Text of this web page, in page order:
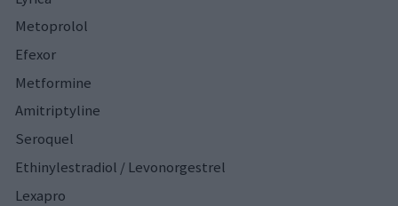
Metoprolol
Efexor
Metformine
Amitriptyline
Seroquel
Ethinylestradiol / Levonorgestrel
Lexapro